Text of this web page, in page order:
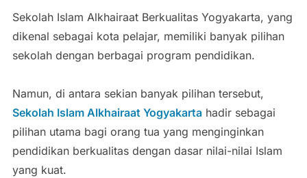
Sekolah Islam Alkhairaat Berkualitas Yogyakarta, yang
dikenal sebagai kota pelajar, memiliki banyak pilihan
sekolah dengan berbagai program pendidikan.
Namun, di antara sekian banyak pilihan tersebut,
Sekolah Islam Alkhairaat Yogyakartahadir sebagai
pilihan utama bagi orang tua yang menginginkan
pendidikan berkualitas dengan dasar nilai-nilai Islam
yang kuat.